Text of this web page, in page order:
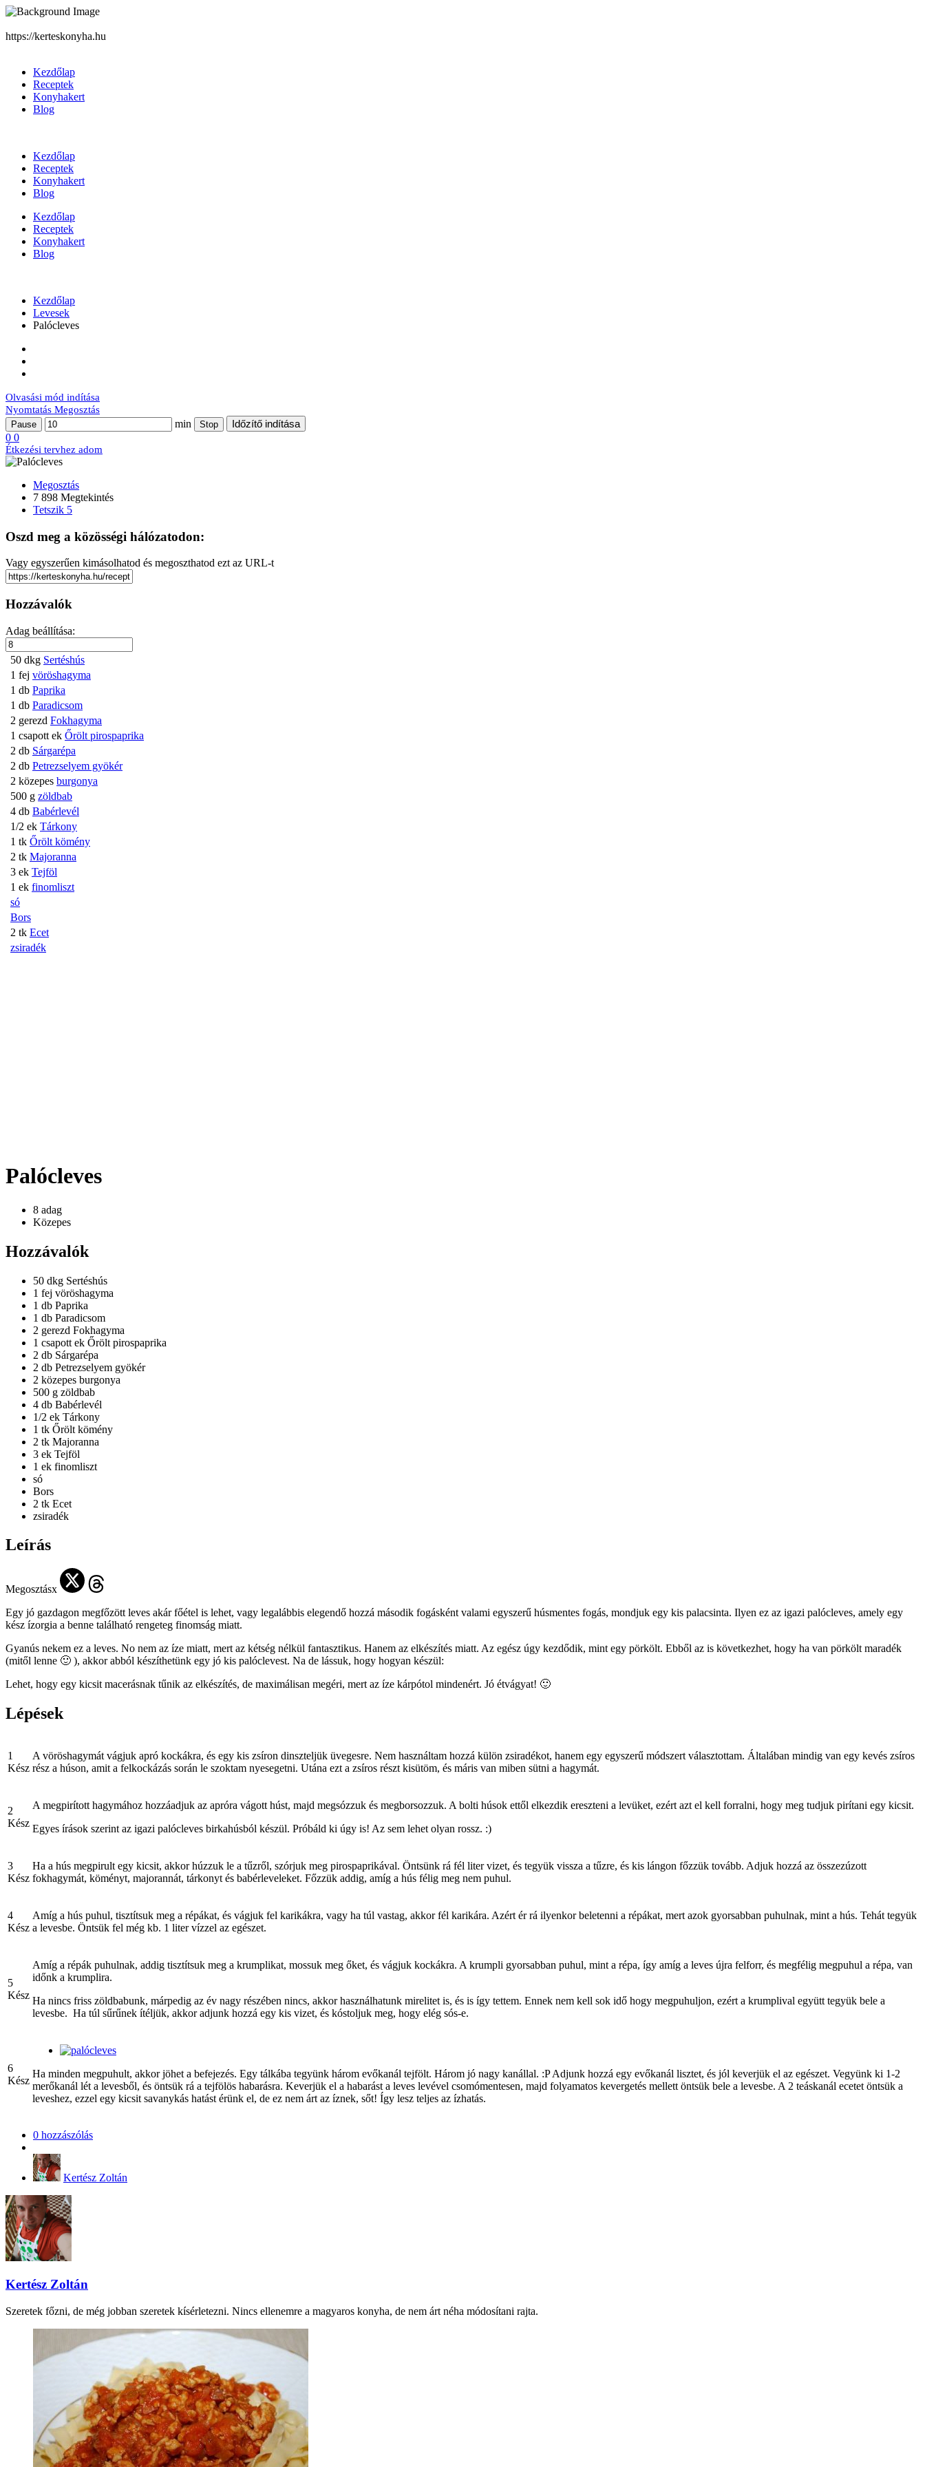
https://kerteskonyha.hu
Kezdőlap
Receptek
Konyhakert
Blog
Kezdőlap
Receptek
Konyhakert
Blog
Kezdőlap
Receptek
Konyhakert
Blog
Kezdőlap
Levesek
Palócleves
Olvasási mód indítása
Nyomtatás Megosztás
Pause min Stop
Időzítő indítása
0 0
Étkezési tervhez adom
Megosztás
7 898 Megtekintés
Tetszik 5
Oszd meg a közösségi hálózatodon:
Vagy egyszerűen kimásolhatod és megoszthatod ezt az URL-t
Hozzávalók
Adag beállítása:
50 dkg Sertéshús
1 fej vöröshagyma
1 db Paprika
1 db Paradicsom
2 gerezd Fokhagyma
1 csapott ek Őrölt pirospaprika
2 db Sárgarépa
2 db Petrezselyem gyökér
2 közepes burgonya
500 g zöldbab
4 db Babérlevél
1/2 ek Tárkony
1 tk Őrölt kömény
2 tk Majoranna
3 ek Tejföl
1 ek finomliszt
só
Bors
2 tk Ecet
zsiradék
Palócleves
8 adag
Közepes
Hozzávalók
50 dkg Sertéshús
1 fej vöröshagyma
1 db Paprika
1 db Paradicsom
2 gerezd Fokhagyma
1 csapott ek Őrölt pirospaprika
2 db Sárgarépa
2 db Petrezselyem gyökér
2 közepes burgonya
500 g zöldbab
4 db Babérlevél
1/2 ek Tárkony
1 tk Őrölt kömény
2 tk Majoranna
3 ek Tejföl
1 ek finomliszt
só
Bors
2 tk Ecet
zsiradék
Leírás
Megosztásx
Egy jó gazdagon megfőzött leves akár főétel is lehet, vagy legalábbis elegendő hozzá második fogásként valami egyszerű húsmentes fogás, mondjuk egy kis palacsinta. Ilyen ez az igazi palócleves, amely egy
kész ízorgia a benne található rengeteg finomság miatt.
Gyanús nekem ez a leves. No nem az íze miatt, mert az kétség nélkül fantasztikus. Hanem az elkészítés miatt. Az egész úgy kezdődik, mint egy pörkölt. Ebből az is következhet, hogy ha van pörkölt maradék
(mitől lenne 🙂 ), akkor abból készíthetünk egy jó kis palóclevest. Na de lássuk, hogy hogyan készül:
Lehet, hogy egy kicsit macerásnak tűnik az elkészítés, de maximálisan megéri, mert az íze kárpótol mindenért. Jó étvágyat! 🙂
Lépések
1
Kész
A vöröshagymát vágjuk apró kockákra, és egy kis zsíron dinszteljük üvegesre. Nem használtam hozzá külön zsiradékot, hanem egy egyszerű módszert választottam. Általában mindig van egy kevés zsíros
rész a húson, amit a felkockázás során le szoktam nyesegetni. Utána ezt a zsíros részt kisütöm, és máris van miben sütni a hagymát.
2
Kész
A megpirított hagymához hozzáadjuk az apróra vágott húst, majd megsózzuk és megborsozzuk. A bolti húsok ettől elkezdik ereszteni a levüket, ezért azt el kell forralni, hogy meg tudjuk pirítani egy kicsit.
Egyes írások szerint az igazi palócleves birkahúsból készül. Próbáld ki úgy is! Az sem lehet olyan rossz. :)
3
Kész
Ha a hús megpirult egy kicsit, akkor húzzuk le a tűzről, szórjuk meg pirospaprikával. Öntsünk rá fél liter vizet, és tegyük vissza a tűzre, és kis lángon főzzük tovább. Adjuk hozzá az összezúzott
fokhagymát, köményt, majorannát, tárkonyt és babérleveleket. Főzzük addig, amíg a hús félig meg nem puhul.
4
Kész
Amíg a hús puhul, tisztítsuk meg a répákat, és vágjuk fel karikákra, vagy ha túl vastag, akkor fél karikára. Azért ér rá ilyenkor beletenni a répákat, mert azok gyorsabban puhulnak, mint a hús. Tehát tegyük
a levesbe. Öntsük fel még kb. 1 liter vízzel az egészet.
5
Kész
Amíg a répák puhulnak, addig tisztítsuk meg a krumplikat, mossuk meg őket, és vágjuk kockákra. A krumpli gyorsabban puhul, mint a répa, így amíg a leves újra felforr, és megfélig megpuhul a répa, van
időnk a krumplira.
Ha nincs friss zöldbabunk, márpedig az év nagy részében nincs, akkor használhatunk mirelitet is, és is így tettem. Ennek nem kell sok idő hogy megpuhuljon, ezért a krumplival együtt tegyük bele a
levesbe. Ha túl sűrűnek ítéljük, akkor adjunk hozzá egy kis vizet, és kóstoljuk meg, hogy elég sós-e.
6
Kész
Ha minden megpuhult, akkor jöhet a befejezés. Egy tálkába tegyünk három evőkanál tejfölt. Három jó nagy kanállal. :P Adjunk hozzá egy evőkanál lisztet, és jól keverjük el az egészet. Vegyünk ki 1-2
merőkanál lét a levesből, és öntsük rá a tejfölös habarásra. Keverjük el a habarást a leves levével csomómentesen, majd folyamatos kevergetés mellett öntsük bele a levesbe. A 2 teáskanál ecetet öntsük a
leveshez, ezzel egy kicsit savanykás hatást érünk el, de ez nem árt az íznek, sőt! Így lesz teljes az ízhatás.
0 hozzászólás
Kertész Zoltán
Kertész Zoltán
Szeretek főzni, de még jobban szeretek kísérletezni. Nincs ellenemre a magyaros konyha, de nem árt néha módosítani rajta.